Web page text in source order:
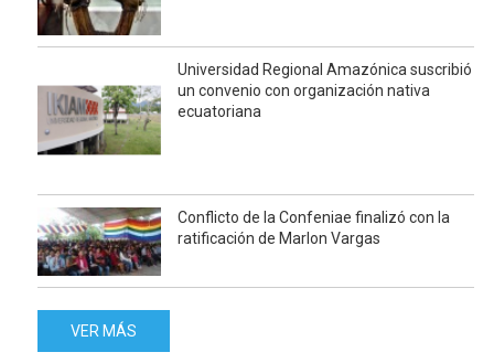
Universidad Regional Amazónica suscribió
un convenio con organización nativa
ecuatoriana
Conflicto de la Confeniae finalizó con la
ratificación de Marlon Vargas
VER MÁS